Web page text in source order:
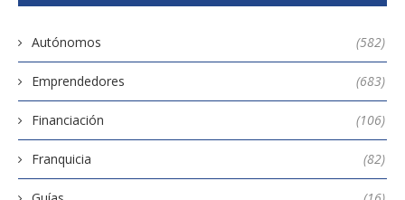
Autónomos (582)
Emprendedores (683)
Financiación (106)
Franquicia (82)